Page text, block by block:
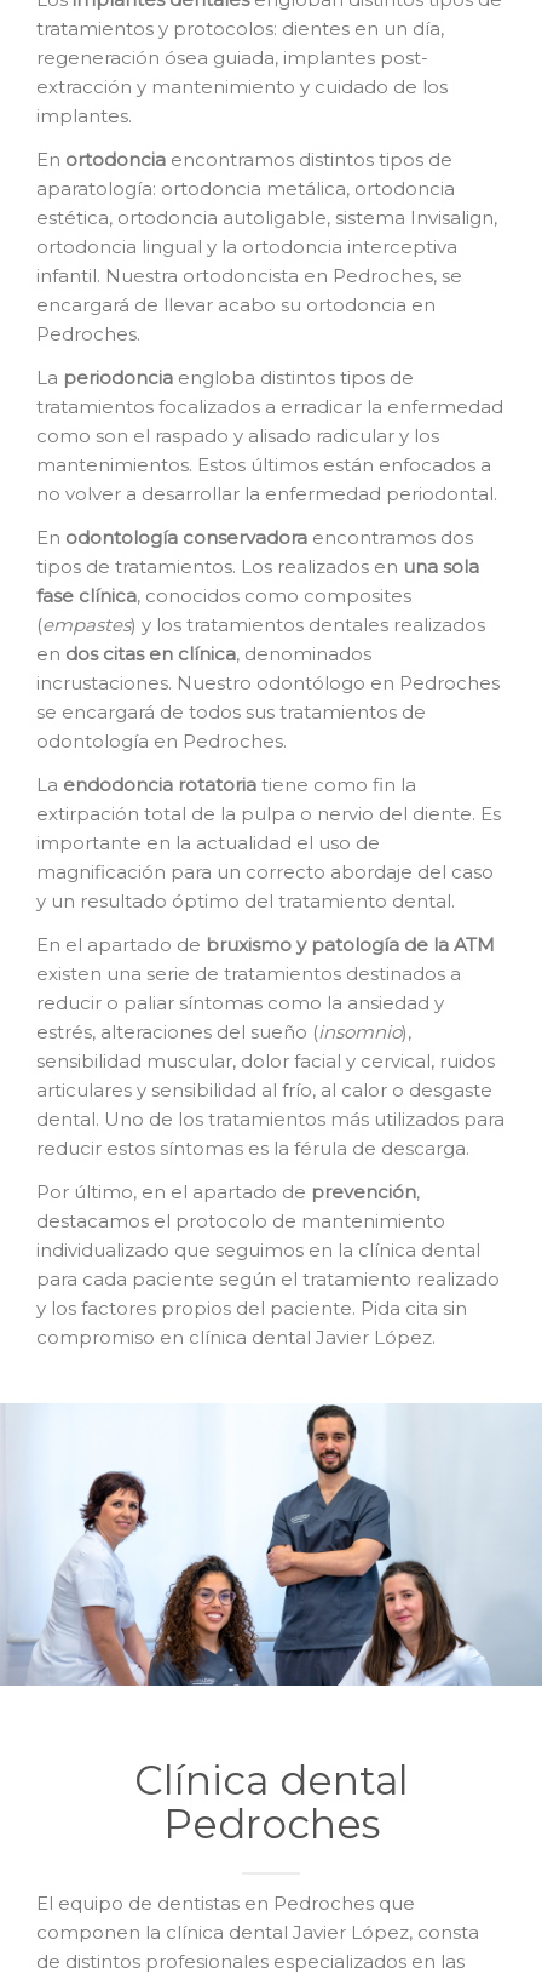
tratamientos y protocolos: dientes en un día,
regeneración ósea guiada, implantes post-
extracción y mantenimiento y cuidado de los
implantes.
En ortodoncia encontramos distintos tipos de
aparatología: ortodoncia metálica, ortodoncia
estética, ortodoncia autoligable, sistema Invisalign,
ortodoncia lingual y la ortodoncia interceptiva
infantil. Nuestra ortodoncista en Pedroches, se
encargará de llevar acabo su ortodoncia en
Pedroches.
La periodoncia engloba distintos tipos de
tratamientos focalizados a erradicar la enfermedad
como son el raspado y alisado radicular y los
mantenimientos. Estos últimos están enfocados a
no volver a desarrollar la enfermedad periodontal.
En odontología conservadora encontramos dos
tipos de tratamientos. Los realizados en una sola
fase clínica, conocidos como composites
(empastes) y los tratamientos dentales realizados
en dos citas en clínica, denominados
incrustaciones. Nuestro odontólogo en Pedroches
se encargará de todos sus tratamientos de
odontología en Pedroches.
La endodoncia rotatoria tiene como fin la
extirpación total de la pulpa o nervio del diente. Es
importante en la actualidad el uso de
magnificación para un correcto abordaje del caso
y un resultado óptimo del tratamiento dental.
En el apartado de bruxismo y patología de la ATM
existen una serie de tratamientos destinados a
reducir o paliar síntomas como la ansiedad y
estrés, alteraciones del sueño (insomnio),
sensibilidad muscular, dolor facial y cervical, ruidos
articulares y sensibilidad al frío, al calor o desgaste
dental. Uno de los tratamientos más utilizados para
reducir estos síntomas es la férula de descarga.
Por último, en el apartado de prevención,
destacamos el protocolo de mantenimiento
individualizado que seguimos en la clínica dental
para cada paciente según el tratamiento realizado
y los factores propios del paciente. Pida cita sin
compromiso en clínica dental Javier López.
Clínica dental
Pedroches
El equipo de dentistas en Pedroches que
componen la clínica dental Javier López, consta
de distintos profesionales especializados en las